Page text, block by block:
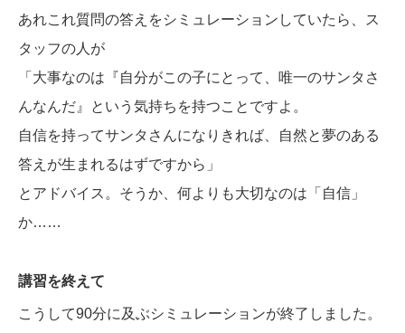
あれこれ質問の答えをシミュレーションしていたら、ス
タッフの人が
「大事なのは『自分がこの子にとって、唯一のサンタさ
んなんだ』という気持ちを持つことですよ。
自信を持ってサンタさんになりきれば、自然と夢のある
答えが生まれるはずですから」
とアドバイス。そうか、何よりも大切なのは「自信」
か……
講習を終えて
こうして90分に及ぶシミュレーションが終了しました。